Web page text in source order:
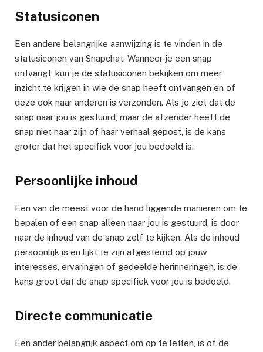
Statusiconen
Een andere belangrijke aanwijzing is te vinden in de
statusiconen van Snapchat. Wanneer je een snap
ontvangt, kun je de statusiconen bekijken om meer
inzicht te krijgen in wie de snap heeft ontvangen en of
deze ook naar anderen is verzonden. Als je ziet dat de
snap naar jou is gestuurd, maar de afzender heeft de
snap niet naar zijn of haar verhaal gepost, is de kans
groter dat het specifiek voor jou bedoeld is.
Persoonlijke inhoud
Een van de meest voor de hand liggende manieren om te
bepalen of een snap alleen naar jou is gestuurd, is door
naar de inhoud van de snap zelf te kijken. Als de inhoud
persoonlijk is en lijkt te zijn afgestemd op jouw
interesses, ervaringen of gedeelde herinneringen, is de
kans groot dat de snap specifiek voor jou is bedoeld.
Directe communicatie
Een ander belangrijk aspect om op te letten, is of de